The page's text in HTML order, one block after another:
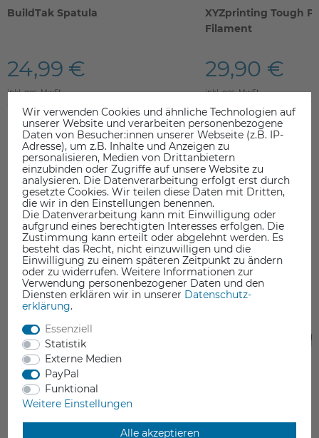
BuildTak Spatula
24,99 €
inkl. ges. MwSt.
ab Lager > Lieferzeit 1-3 Werktage
XYZprinting Tough
Filament
29,90 €
inkl. ges. MwSt.
ab Lager > Lieferzeit 1-3
DAS KÖNNTE SIE AUCH INTERESSIEREN
Wir verwenden Cookies und ähnliche Technologien auf
unserer Website und verarbeiten personenbezogene
Daten von Besucher:innen unserer Webseite (z.B. IP-
Adresse), um z.B. Inhalte und Anzeigen zu
personalisieren, Medien von Drittanbietern
einzubinden oder Zugriffe auf unsere Website zu
analysieren. Die Datenverarbeitung erfolgt erst durch
gesetzte Cookies. Wir teilen diese Daten mit Dritten,
die wir in den Einstellungen benennen.
Die Datenverarbeitung kann mit Einwilligung oder
aufgrund eines berechtigten Interesses erfolgen. Die
Zustimmung kann erteilt oder abgelehnt werden. Es
besteht das Recht, nicht einzuwilligen und die
Einwilligung zu einem späteren Zeitpunkt zu ändern
oder zu widerrufen. Weitere Informationen zur
Verwendung personenbezogener Daten und den
Diensten erklären wir in unserer Daten­schutz­
erklärung.
Essenziell
Statistik
Externe Medien
PayPal
Funktional
Weitere Einstellungen
Alle akzeptieren